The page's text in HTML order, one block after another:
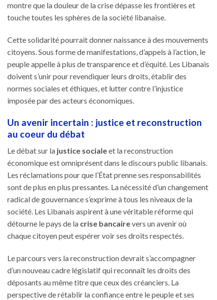
montre que la douleur de la crise dépasse les frontières et
touche toutes les sphères de la société libanaise.
Cette solidarité pourrait donner naissance à des mouvements
citoyens. Sous forme de manifestations, d’appels à l’action, le
peuple appelle à plus de transparence et d’équité. Les Libanais
doivent s’unir pour revendiquer leurs droits, établir des
normes sociales et éthiques, et lutter contre l’injustice
imposée par des acteurs économiques.
Un avenir incertain : justice et reconstruction
au coeur du débat
Le débat sur la justice socialeet la reconstruction
économique est omniprésent dans le discours public libanais.
Les réclamations pour que l’État prenne ses responsabilités
sont de plus en plus pressantes. La nécessité d’un changement
radical de gouvernance s’exprime à tous les niveaux de la
société. Les Libanais aspirent à une véritable réforme qui
détourne le pays de la crise bancairevers un avenir où
chaque citoyen peut espérer voir ses droits respectés.
Le parcours vers la reconstruction devrait s’accompagner
d’un nouveau cadre législatif qui reconnaît les droits des
déposants au même titre que ceux des créanciers. La
perspective de rétablir la confiance entre le peuple et ses